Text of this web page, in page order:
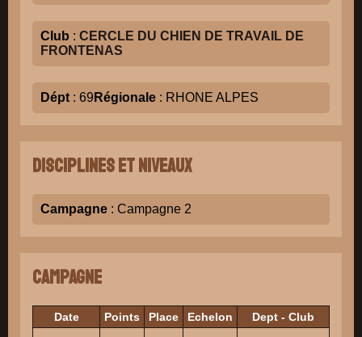
Club : CERCLE DU CHIEN DE TRAVAIL DE
FRONTENAS
Dépt : 69Régionale : RHONE ALPES
Disciplines et niveaux
Campagne : Campagne 2
Campagne
Date Points Place Echelon Dept - Club